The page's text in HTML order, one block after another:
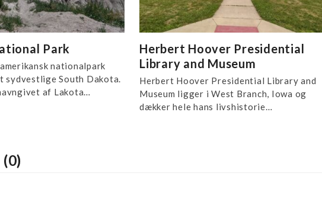
Park
nationalpark
sydvestlige South Dakota.
af Lakota…
Herbert Hoover Presidential
Library and Museum
Herbert Hoover Presidential Library and
Museum ligger i West Branch, Iowa og
dækker hele hans livshistorie…